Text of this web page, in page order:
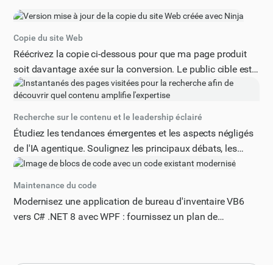
Copie du site Web
Réécrivez la copie ci-dessous pour que ma page produit
soit davantage axée sur la conversion. Le public cible est
constitué d'entrepreneurs actifs et de propriétaires de
petites entreprises à la recherche d'un moyen efficace de
gérer leurs équipes et leurs projets. Incluez un titre
convaincant, une proposition de valeur claire et des appels
à l'action forts.
Recherche sur le contenu et le leadership éclairé
Étudiez les tendances émergentes et les aspects négligés
de l'IA agentique. Soulignez les principaux débats, les
lacunes dans les connaissances et les idées innovantes.
Suggérez des points de vue uniques qui pourraient me
Maintenance du code
Modernisez une application de bureau d'inventaire VB6
vers C# .NET 8 avec WPF : fournissez un plan de